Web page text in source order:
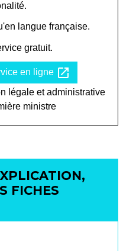
langue française.
gratuit.
en ligne open_in_new
légale et administrative
ministre
FICHES